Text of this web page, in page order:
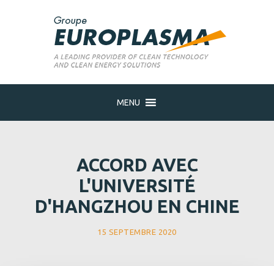
MENU
ACCORD AVEC
L'UNIVERSITÉ
D'HANGZHOU EN CHINE
15 SEPTEMBRE 2020